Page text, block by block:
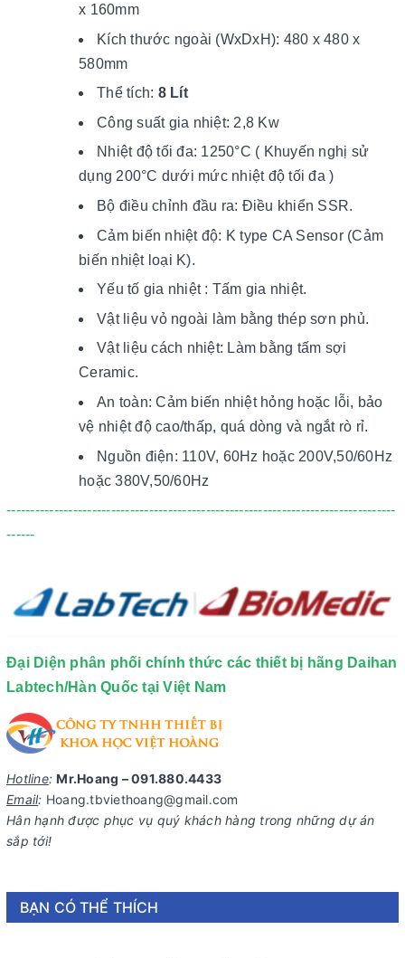
x 160mm
Kích thước ngoài (WxDxH): 480 x 480 x
580mm
Thể tích: 8 Lít
Công suất gia nhiệt: 2,8 Kw
Nhiệt độ tối đa: 1250°C ( Khuyến nghị sử
dụng 200°C dưới mức nhiệt độ tối đa )
Bộ điều chỉnh đầu ra: Điều khiển SSR.
Cảm biến nhiệt độ: K type CA Sensor (Cảm
biến nhiệt loại K).
Yếu tố gia nhiệt : Tấm gia nhiệt.
Vật liệu vỏ ngoài làm bằng thép sơn phủ.
Vật liệu cách nhiệt: Làm bằng tấm sợi
Ceramic.
An toàn: Cảm biến nhiệt hỏng hoặc lỗi, bảo
vệ nhiệt độ cao/thấp, quá dòng và ngắt rò rỉ.
Nguồn điện: 110V, 60Hz hoặc 200V,50/60Hz
hoặc 380V,50/60Hz
----------------------------------------------------------------------------------
------
Đại Diện phân phối chính thức các thiết bị hãng Daihan
Labtech/Hàn Quốc tại Việt Nam
Hotline: Mr.Hoang – 091.880.4433
Email: Hoang.tbviethoang@gmail.com
Hân hạnh được phục vụ quý khách hàng trong những dự án
sắp tới!
BẠN CÓ THỂ THÍCH